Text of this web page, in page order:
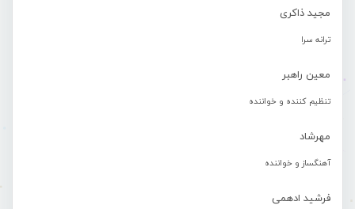
مجید ذاکری
ترانه سرا
معین راهبر
تنظیم کننده و خواننده
مهرشاد
آهنگساز و خواننده
فرشید ادهمی